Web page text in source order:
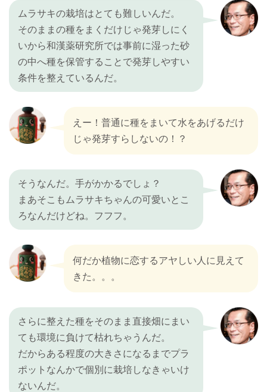
ムラサキの栽培はとても難しいんだ。
そのままの種をまくだけじゃ発芽しにく
いから和漢薬研究所では事前に湿った砂
の中へ種を保管することで発芽しやすい
条件を整えているんだ。
えー！普通に種をまいて水をあげるだけ
じゃ発芽すらしないの！？
そうなんだ。手がかかるでしょ？
まあそこもムラサキちゃんの可愛いとこ
ろなんだけどね。フフフ。
何だか植物に恋するアヤしい人に見えて
きた。。。
さらに整えた種をそのまま直接畑にまい
ても環境に負けて枯れちゃうんだ。
だからある程度の大きさになるまでプラ
ポットなんかで個別に栽培しなきゃいけ
ないんだ。